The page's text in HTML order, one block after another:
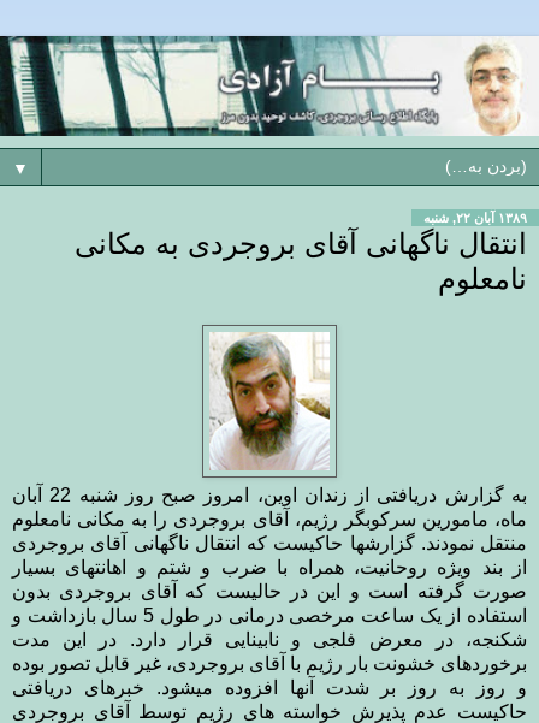
▼
۱۳۸۹ آبان ۲۲, شنبه
انتقال ناگهانی آقای بروجردی به مکانی
نامعلوم
به گزارش دریافتی از زندان اوین، امروز صبح روز شنبه 22 آبان
ماه، مامورین سرکوبگر رژیم، آقای بروجردی را به مکانی نامعلوم
منتقل نمودند. گزارشها حاکیست که انتقال ناگهانی آقای بروجردی
از بند ویژه روحانیت، همراه با ضرب و شتم و اهانتهای بسیار
صورت گرفته است و این در حالیست که آقای بروجردی بدون
استفاده از یک ساعت مرخصی درمانی در طول 5 سال بازداشت و
شکنجه، در معرض فلجی و نابینایی قرار دارد. در این مدت
برخوردهای خشونت بار رژیم با آقای بروجردی، غیر قابل تصور بوده
و روز به روز بر شدت آنها افزوده میشود. خبرهای دریافتی
حاکیست عدم پذیرش خواسته های رژیم توسط آقای بروجردی